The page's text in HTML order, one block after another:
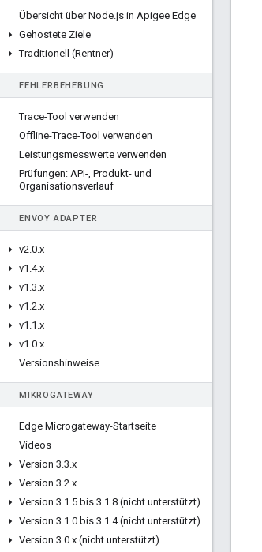
Übersicht über Node.js in Apigee Edge
Gehostete Ziele
Traditionell (Rentner)
FEHLERBEHEBUNG
Trace-Tool verwenden
Offline-Trace-Tool verwenden
Leistungsmesswerte verwenden
Prüfungen: API-, Produkt- und
Organisationsverlauf
ENVOY ADAPTER
v2.0.x
v1 .4.x
v1 .3.x
v1 .2.x
v1 .1 .x
v1 .0.x
Versionshinweise
MIKROGATEWAY
Edge Microgateway-Startseite
Videos
Version 3.3.x
Version 3.2.x
Version 3.1 .5 bis 3.1 .8 (nicht unterstützt)
Version 3.1 .0 bis 3.1 .4 (nicht unterstützt)
Version 3.0.x (nicht unterstützt)